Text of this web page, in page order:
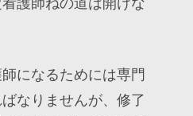
になるためには専門
なりませんが、修了